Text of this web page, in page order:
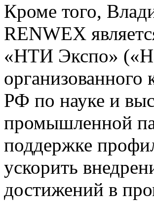
Кроме того,
RENWEX
«НТИ Экспо»
РФ по науке и
промышленной
поддержке
ускорить
достижений в